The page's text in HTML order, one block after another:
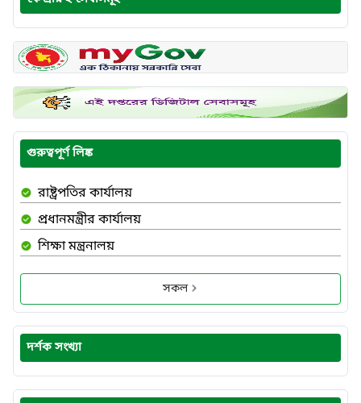
গুরুত্বপূর্ণ লিঙ্ক
রাষ্ট্রপতির কার্যালয়
প্রধানমন্ত্রীর কার্যালয়
শিক্ষা মন্ত্রনালয়
সকল
দর্শক সংখ্যা